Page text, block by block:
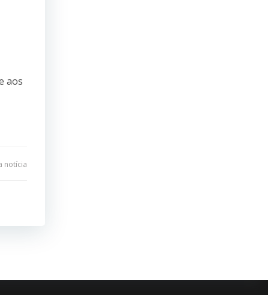
aos
notícia